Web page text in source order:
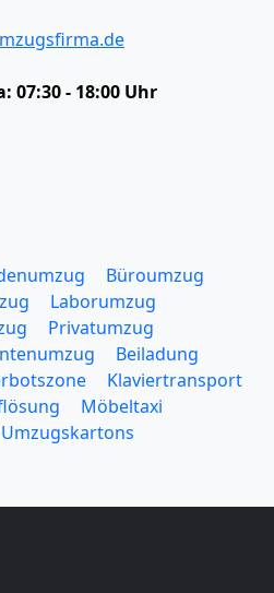
07:30 - 18:00 Uhr
Büroumzug
Laborumzug
Privatumzug
Beiladung
Klaviertransport
Möbeltaxi
Umzugskartons